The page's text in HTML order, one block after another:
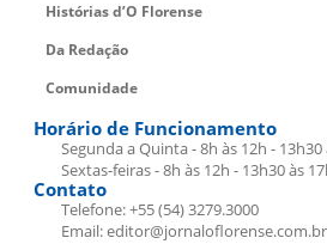
Histórias d’O Florense
Da Redação
Comunidade
Horário de Funcionamento
Segunda a Quinta - 8h às 12h - 13h30
Sextas-feiras - 8h às 12h - 13h30 às
Contato
Telefone: +55 (54) 3279.3000
Email: editor@jornaloflorense.com.br